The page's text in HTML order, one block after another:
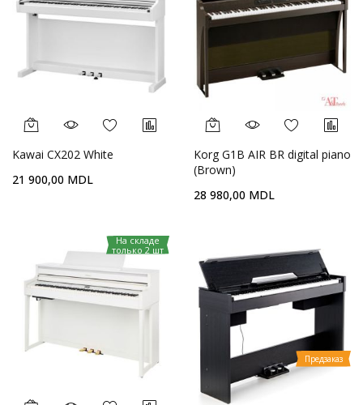
Kawai CX202 White
21 900,00 MDL
Korg G1B AIR BR digital piano
(Brown)
28 980,00 MDL
На складе
только 2 шт
Предзаказ